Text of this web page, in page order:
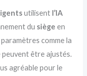
utilisent l’IA
du siègeen
paramètres comme la
peuvent être ajustés.
agréable pour le